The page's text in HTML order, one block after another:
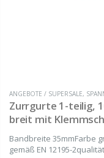
ANGEBOTE / SUPERSALE,
Zurrgurte 1-teilig,
breit mit
Bandbreite 35mmFarbe
gemäß EN 12195-